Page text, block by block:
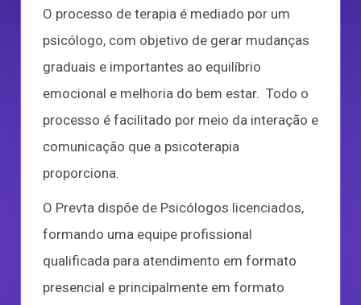
O processo de terapia é mediado por um
psicólogo, com objetivo de gerar mudanças
graduais e importantes ao equilíbrio
emocional e melhoria do bem estar. Todo o
processo é facilitado por meio da interação e
comunicação que a psicoterapia
proporciona.
O Prevta dispõe de Psicólogos licenciados,
formando uma equipe profissional
qualificada para atendimento em formato
presencial e principalmente em formato